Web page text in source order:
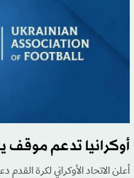
أوكرانيا تدعم موقف
أعلن الاتحاد الأوكراني لكرة القدم